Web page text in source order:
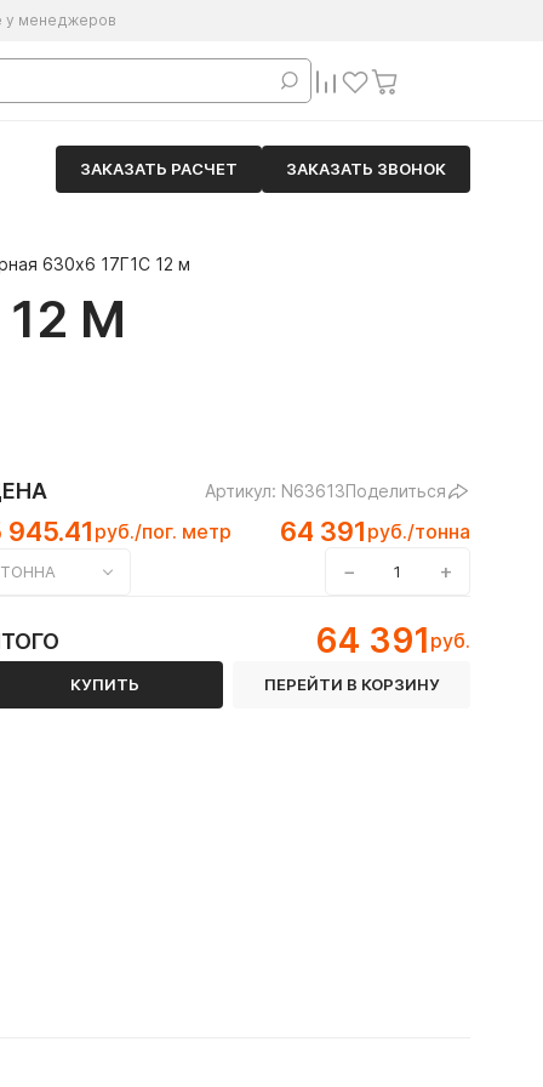
у менеджеров
ЗАКАЗАТЬ РАСЧЕТ ЗАКАЗАТЬ ЗВОНОК
630х6 17Г1С 12 м
М
Артикул: N63613Поделиться
945.41руб./пог. метр 64 391 руб./тонна
ТОННА − +
64 391 руб.
КУПИТЬ ПЕРЕЙТИ В КОРЗИНУ